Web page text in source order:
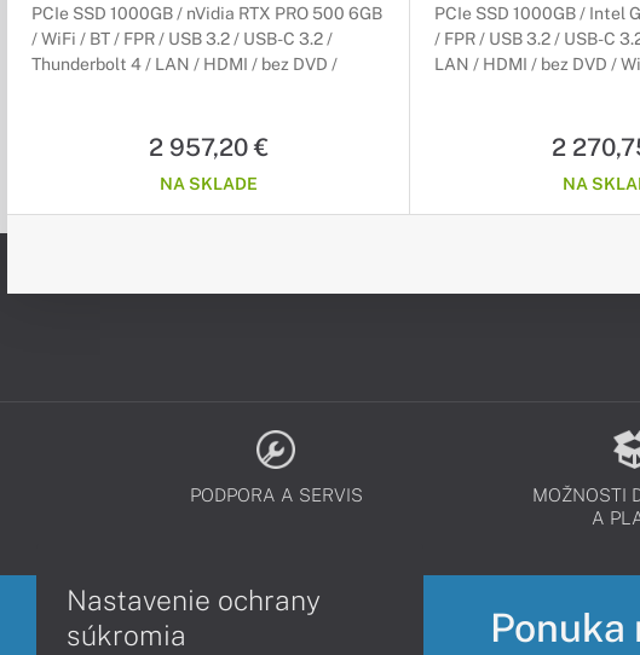
PCIe SSD 1000GB / nVidia RTX PRO 500 6GB
/ WiFi / BT / FPR / USB 3.2 / USB-C 3.2 /
Thunderbolt 4 / LAN / HDMI / bez DVD /
2 957,20 €
NA SKLADE
PCIe SSD 1000GB / Intel
/ FPR / USB 3.2 / USB-C
LAN / HDMI / bez DVD /
2
NA
PODPORA A SERVIS
MOŽNOSTI
A
Ponuka
Nastavenie ochrany
súkromia